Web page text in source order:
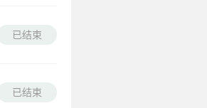
已结束
已结束